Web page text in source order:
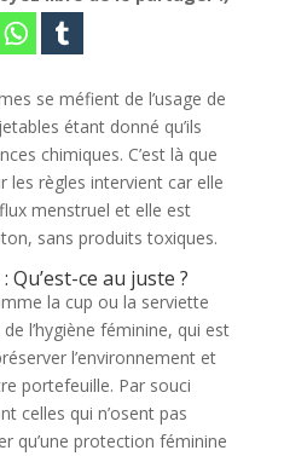
se méfient de l’usage de
étant donné qu’ils
chimiques. C’est là que
les règles intervient car elle
menstruel et elle est
sans produits toxiques.
ce au juste ?
la cup ou la serviette
l’hygiène féminine, qui est
l’environnement et
portefeuille. Par souci
celles qui n’osent pas
qu’une protection féminine